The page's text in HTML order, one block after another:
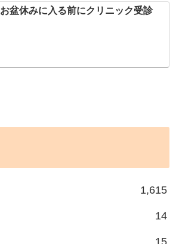
お盆休みに入る前にクリニック受診
1,615
14
15